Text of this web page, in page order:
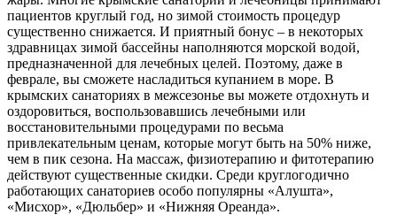
пациентов круглый год, но зимой стоимость процедур
существенно снижается. И приятный бонус – в некоторых
здравницах зимой бассейны наполняются морской водой,
предназначенной для лечебных целей. Поэтому, даже в
феврале, вы сможете насладиться купанием в море. В
крымских санаториях в межсезонье вы можете отдохнуть и
оздоровиться, воспользовавшись лечебными или
восстановительными процедурами по весьма
привлекательным ценам, которые могут быть на 50% ниже,
чем в пик сезона. На массаж, физиотерапию и фитотерапию
действуют существенные скидки. Среди круглогодично
работающих санаториев особо популярны «Алушта»,
«Мисхор», «Дюльбер» и «Нижняя Ореанда».